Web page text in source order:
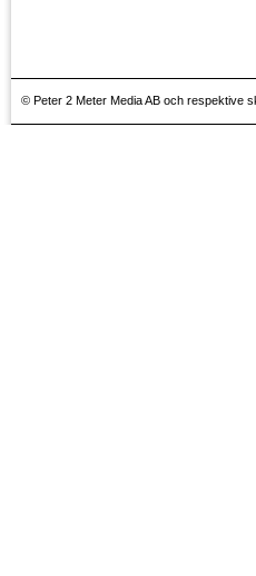
© Peter 2 Meter Media AB och respektive